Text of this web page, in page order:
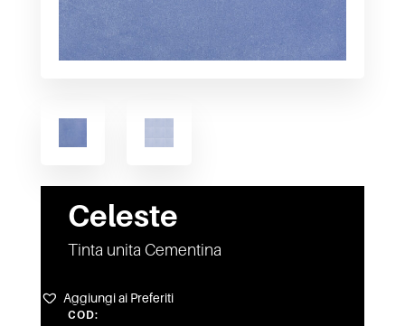
Celeste
Tinta unita Cementina
Aggiungi ai Preferiti
COD: